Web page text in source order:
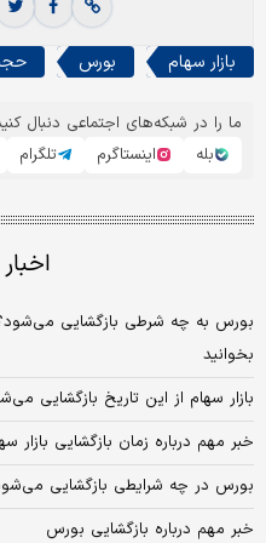
بازار سهام بورس
ما را در شبکه‌های اجتماعی دنبال
بله
اینستاگرم تلگرام
بورس به چه شرطی بازگشایی
بخوانید
بازار سهام از این تاریخ بازگشایی
خبر مهم درباره زمان بازگشایی بازار
بورس در چه شرایطی بازگشایی
خبر مهم درباره بازگشایی بورس